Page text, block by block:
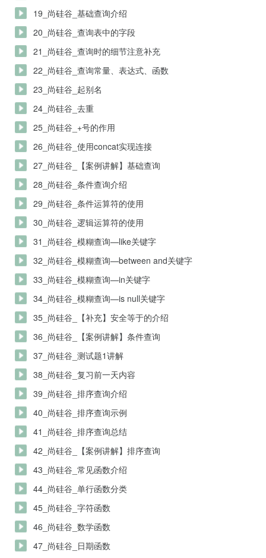
19_尚硅谷_基础查询介绍
20_尚硅谷_查询表中的字段
21_尚硅谷_查询时的细节注意补充
22_尚硅谷_查询常量、表达式、函数
23_尚硅谷_起别名
24_尚硅谷_去重
25_尚硅谷_+号的作用
26_尚硅谷_使用concat实现连接
27_尚硅谷_【案例讲解】基础查询
28_尚硅谷_条件查询介绍
29_尚硅谷_条件运算符的使用
30_尚硅谷_逻辑运算符的使用
31_尚硅谷_模糊查询—like关键字
32_尚硅谷_模糊查询—between and关键字
33_尚硅谷_模糊查询—in关键字
34_尚硅谷_模糊查询—is null关键字
35_尚硅谷_【补充】安全等于的介绍
36_尚硅谷_【案例讲解】条件查询
37_尚硅谷_测试题1讲解
38_尚硅谷_复习前一天内容
39_尚硅谷_排序查询介绍
40_尚硅谷_排序查询示例
41_尚硅谷_排序查询总结
42_尚硅谷_【案例讲解】排序查询
43_尚硅谷_常见函数介绍
44_尚硅谷_单行函数分类
45_尚硅谷_字符函数
46_尚硅谷_数学函数
47_尚硅谷_日期函数